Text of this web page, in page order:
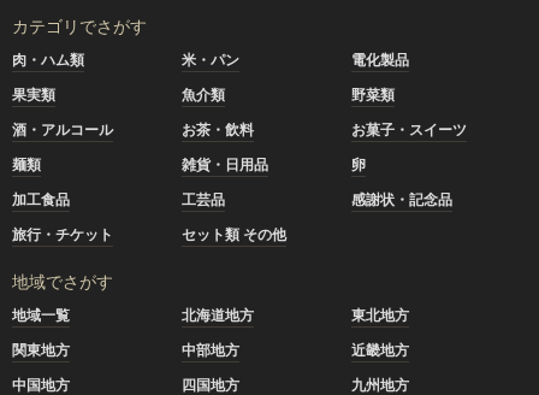
カテゴリでさがす
肉・ハム類 米・パン
電化製品
果実類
魚介類
野菜類
酒・アルコール
お茶・飲料
お菓子・スイーツ
麺類
雑貨・日用品
卵
加工食品
工芸品
感謝状・記念品
旅行・チケット
セット類 その他
地域でさがす
地域一覧 北海道地方
東北地方
関東地方
中部地方
近畿地方
中国地方
四国地方 九州地方